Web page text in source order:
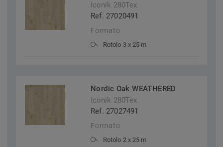
Iconik 280Tex
Ref. 27020491
Formato
Rotolo 3 x 25 m
Nordic Oak WEATHERED
Iconik 280Tex
Ref. 27027491
Formato
Rotolo 2 x 25 m